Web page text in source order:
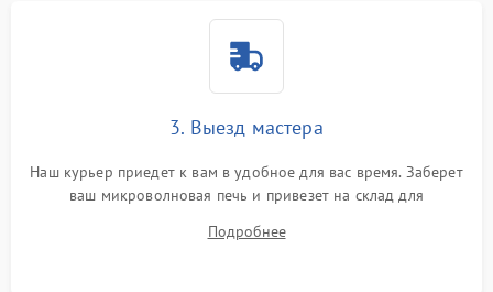
3. Выезд мастера
Наш курьер приедет к вам в удобное для вас время. Заберет
ваш микроволновая печь и привезет на склад для
Подробнее